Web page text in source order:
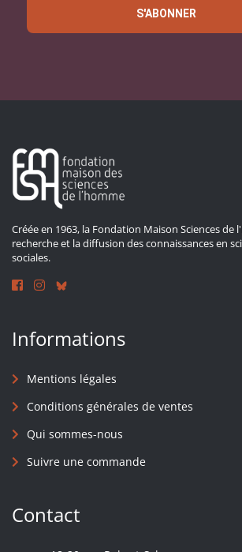
S'ABONNER
Créée en 1963, la Fondation Maison Sciences
recherche et la diffusion des connaissances en
sociales.
Informations
Mentions légales
Conditions générales de ventes
Qui sommes-nous
Suivre une commande
Contact